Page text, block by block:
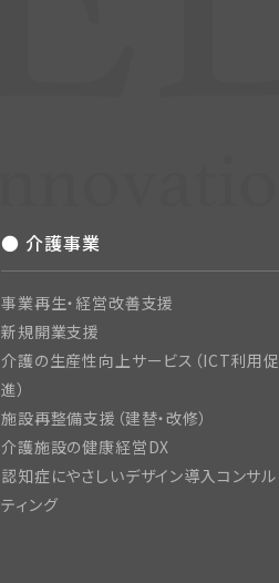
● 介護事業
事業再生・経営改善支援
新規開業支援
介護の生産性向上サービス（ICT利用促
進）
施設再整備支援（建替・改修）
介護施設の健康経営DX
認知症にやさしいデザイン導入コンサル
ティング